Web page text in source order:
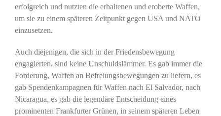
erfolgreich und nutzten die erhaltenen und eroberte Waffen,
um sie zu einem späteren Zeitpunkt gegen USA und NATO
einzusetzen.
Auch diejenigen, die sich in der Friedensbewegung
engagierten, sind keine Unschuldslämmer. Es gab immer die
Forderung, Waffen an Befreiungsbewegungen zu liefern, es
gab Spendenkampagnen für Waffen nach El Salvador, nach
Nicaragua, es gab die legendäre Entscheidung eines
prominenten Frankfurter Grünen, in seinem späteren Leben